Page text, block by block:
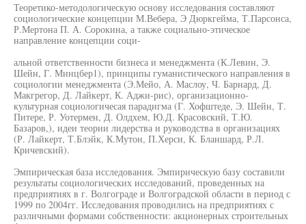
Теоретико-методологическую основу исследования составляют
социологические концепции М.Вебера, Э Дюркгейма, Т.Парсонса,
Р.Мертона П. А. Сорокина, а также социально-этическое
направление концепции соци-
альной ответственности бизнеса и менеджмента (К.Левин, Э.
Шейн, Г. Минцбер1), принципы гуманистического направления в
социологии менеджмента (Э.Мейо, А. Маслоу, Ч. Барнард, Д.
Макгрегор, Д. Лайкерт, К. Аджи-рис), организационно-
культурная социологичесая парадигма (Г. Хофштеде, Э. Шейн, Т.
Питере, Р. Уотермен, Д. Олдхем, Ю.Д. Красовский, Т.Ю.
Базаров,), идеи теории лидерства и руководства в организациях
(Р. Лайкерт, Т.Блэйк, К.Мутон, П.Херси, К. Бланшард, Р.Л.
Кричевский).
Эмпирическая база исследования. Эмпирическую базу составили
результаты социологических исследований, проведенных на
предприятиях в г. Волгограде и Волгоградской области в период с
1999 по 2004гг. Исследования проводились на предприятиях с
различными формами собственности: акционерных строительных